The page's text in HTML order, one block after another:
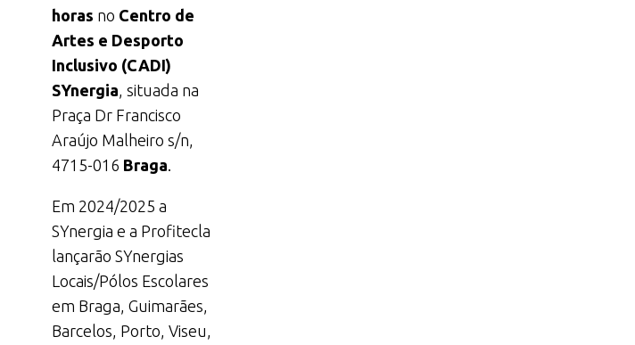
horas no Centro de
Artes e Desporto
Inclusivo (CADI)
SYnergia , situada na
Praça Dr Francisco
Araújo Malheiro s/n,
4715-016 Braga
Em 2024/2025 a
SYnergia e a Profitecla
lançarão SYnergias
Locais/Pólos Escolares
em Braga, Guimarães,
Barcelos, Porto, Viseu,